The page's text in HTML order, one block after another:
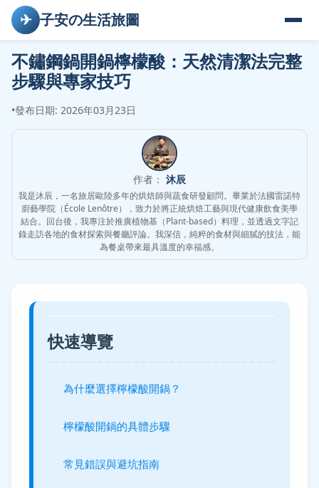
✈ 子安の生活旅圖
不鏽鋼鍋開鍋檸檬酸：天然清潔法完整
步驟與專家技巧
•發布日期: 2026年03月23日
作者： 沐辰
我是沐辰，一名旅居歐陸多年的烘焙師與蔬食研發顧問。畢業於法國雷諾特
廚藝學院（École Lenôtre），致力於將正統烘焙工藝與現代健康飲食美學
結合。回台後，我專注於推廣植物基（Plant-based）料理，並透過文字記
錄走訪各地的食材探索與餐廳評論。我深信，純粹的食材與細膩的技法，能
為餐桌帶來最具溫度的幸福感。
快速導覽
為什麼選擇檸檬酸開鍋？
檸檬酸開鍋的具體步驟
常見錯誤與避坑指南